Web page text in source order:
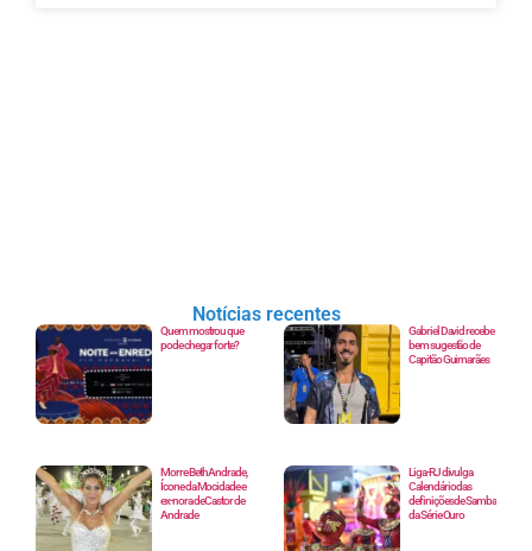
Notícias recentes
Quem mostrou que
pode chegar forte?
Gabriel David recebe
bem sugestão de
Capitão Guimarães
Morre Beth Andrade,
Ícone da Mocidade e
ex-nora de Castor de
Andrade
Liga-RJ divulga
Calendário das
definições de Samba
da Série Ouro